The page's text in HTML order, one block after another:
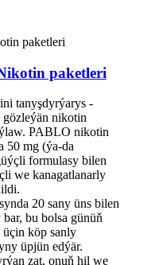
paketleri
tanyşdyrýarys -
nikotin
PABLO nikotin
50 mg (ýa-da
formulasy bilen
we kanagatlanarly
20 sany üns bilen
bu bolsa günüň
üçin köp sanly
üpjün edýär.
zat, onuň hil we